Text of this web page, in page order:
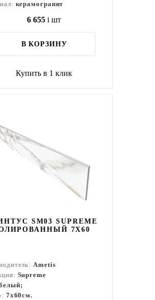
керамогранит
6 655 i шт
В КОРЗИНУ
Купить в 1 клик
SM03 SUPREME
7X60
Ametis
Supreme
7x60см.